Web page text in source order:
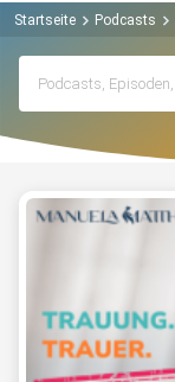
Startseite Podcasts